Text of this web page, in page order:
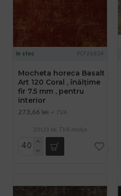
In stoc PCF26834
Mocheta horeca Basalt
Art 120 Coral , înălțime
fir 7.5 mm , pentru
interior
273,66 lei + TVA
331,13 lei TVA inclus